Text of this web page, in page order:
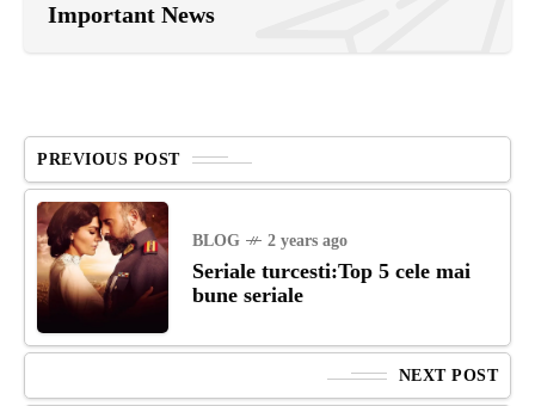
Important News
PREVIOUS POST
BLOG 2 years ago
Seriale turcesti:Top 5 cele mai
bune seriale
NEXT POST